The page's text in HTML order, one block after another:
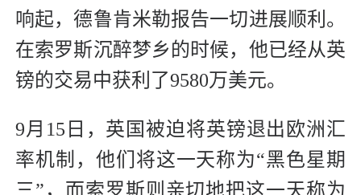
响起，德鲁肯米勒报告一切进展顺利。
在索罗斯沉醉梦乡的时候，他已经从英
镑的交易中获利了9580万美元。
9月15日，英国被迫将英镑退出欧洲汇
率机制，他们将这一天称为“黑色星期
三”，而索罗斯则亲切地把这一天称为